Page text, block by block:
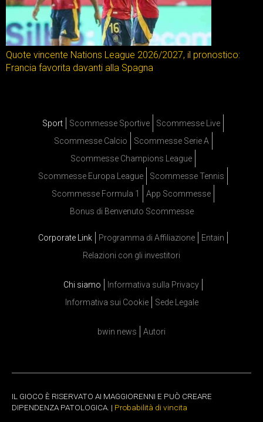
Quote vincente Nations League 2026/2027, il pronostico:
Francia favorita davanti alla Spagna
Sport Scommesse Sportive
Scommesse Live
Scommesse Calcio
Scommesse Serie A
Scommesse Champions League
Scommesse Europa League
Scommesse Tennis
Scommesse Formula 1
App Scommesse
Bonus di Benvenuto Scommesse
Corporate Link Programma di Affiliazione
Entain
Relazioni con gli investitori
Chi siamo
Informativa sulla Privacy
Informativa sui Cookie
Sede Legale
bwin news Autori
IL GIOCO È RISERVATO AI MAGGIORENNI E PUÒ CREARE
DIPENDENZA PATOLOGICA. | Probabilità di vincita